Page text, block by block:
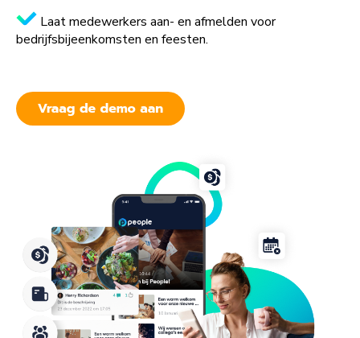
Laat medewerkers aan- en afmelden voor
bedrijfsbijeenkomsten en feesten.